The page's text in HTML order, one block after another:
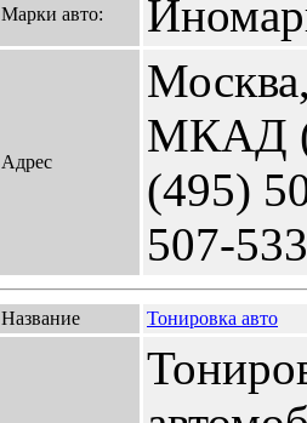
Марки авто:
Адрес
МКАД
(495)
507-
Название Тонировка авто